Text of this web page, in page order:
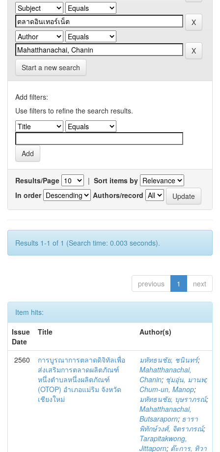
Start a new search
Add filters:
Use filters to refine the search results.
Results/Page | Sort items by
In order
Authors/record
Results 1-1 of 1 (Search time: 0.003 seconds).
previous 1 next
Item hits:
Issue
Date
Title Author(s)
2560
การบูรณาการตลาดดิจิทัลเพื่อ
ส่งเสริมการตลาดผลิตภัณฑ์
หนึ่งตำบลหนึ่งผลิตภัณฑ์
(OTOP) อำเภอแม่ริม จังหวัด
เชียงใหม่
มหัทธนชัย, ชนินทร์;
Mahatthanachai,
Chanin; ชุ่มอุ่น, มานพ;
Chum-un, Manop;
มหัทธนชัย, บุษราภรณ์;
Mahatthanachai,
Butsaraporn; ธารา
พิทักษ์วงศ์, จิตราภรณ์;
Tarapitakwong,
Jittaporn; ต๊ะการ, ทิวา